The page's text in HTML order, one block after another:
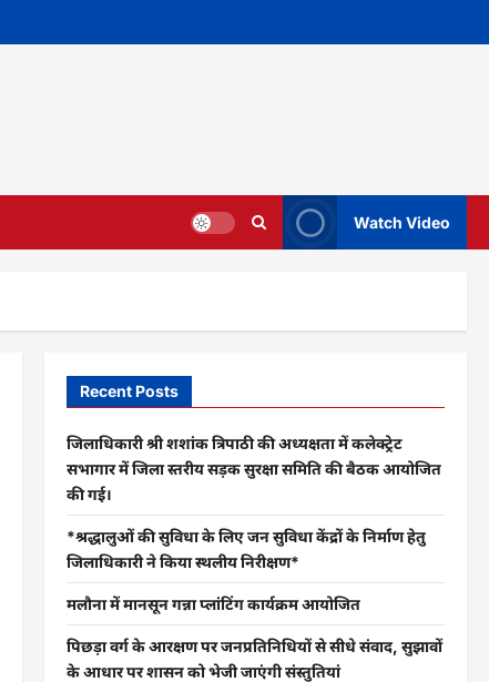
Watch Video
Recent Posts
जिलाधिकारी श्री शशांक त्रिपाठी की अध्यक्षता में कलेक्ट्रेट
सभागार में जिला स्तरीय सड़क सुरक्षा समिति की बैठक आयोजित
की गई।
*श्रद्धालुओं की सुविधा के लिए जन सुविधा केंद्रों के निर्माण हेतु
जिलाधिकारी ने किया स्थलीय निरीक्षण*
मलौना में मानसून गन्ना प्लांटिंग कार्यक्रम आयोजित
पिछड़ा वर्ग के आरक्षण पर जनप्रतिनिधियों से सीधे संवाद, सुझावों
के आधार पर शासन को भेजी जाएंगी संस्तुतियां